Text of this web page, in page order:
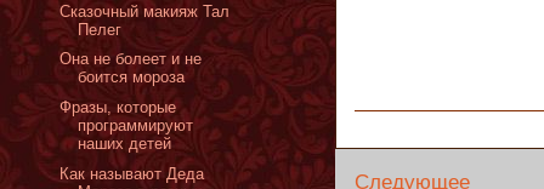
Следующее
Сказочный макияж Тал
Пелег
Она не болеет и не
боится мороза
Фразы, которые
программируют
наших детей
Как называют Деда